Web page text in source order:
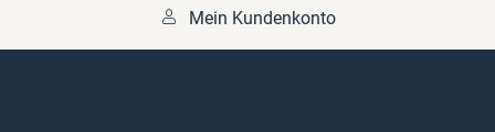
Mein Kundenkonto